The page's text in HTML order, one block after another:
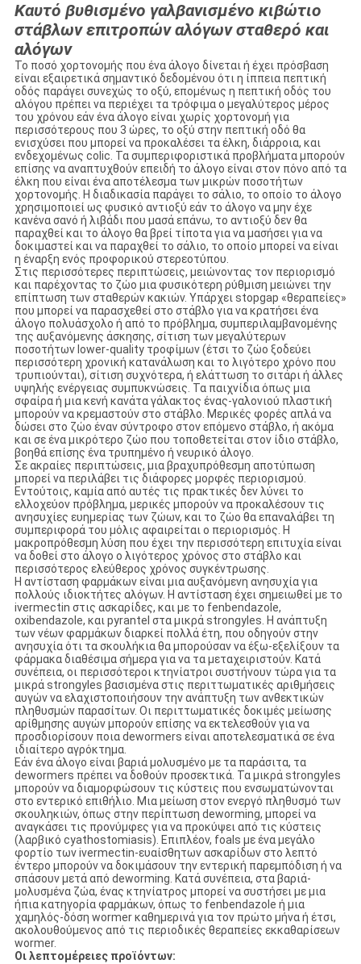
Καυτό βυθισμένο γαλβανισμένο κιβώτιο
στάβλων επιτροπών αλόγων σταθερό και
αλόγων
Το ποσό χορτονομής που ένα άλογο δίνεται ή έχει πρόσβαση
είναι εξαιρετικά σημαντικό δεδομένου ότι η ίππεια πεπτική
οδός παράγει συνεχώς το οξύ, επομένως η πεπτική οδός του
αλόγου πρέπει να περιέχει τα τρόφιμα ο μεγαλύτερος μέρος
του χρόνου εάν ένα άλογο είναι χωρίς χορτονομή για
περισσότερους που 3 ώρες, το οξύ στην πεπτική οδό θα
ενισχύσει που μπορεί να προκαλέσει τα έλκη, διάρροια, και
ενδεχομένως colic. Τα συμπεριφοριστικά προβλήματα μπορούν
επίσης να αναπτυχθούν επειδή το άλογο είναι στον πόνο από τα
έλκη που είναι ένα αποτέλεσμα των μικρών ποσοτήτων
χορτονομής. Η διαδικασία παράγει το σάλιο, το οποίο το άλογο
χρησιμοποιεί ως φυσικό αντιοξύ εάν το άλογο να μην έχε
κανένα σανό ή λιβάδι που μασά επάνω, το αντιοξύ δεν θα
παραχθεί και το άλογο θα βρεί τίποτα για να μασήσει για να
δοκιμαστεί και να παραχθεί το σάλιο, το οποίο μπορεί να είναι
η έναρξη ενός προφορικού στερεοτύπου.
Στις περισσότερες περιπτώσεις, μειώνοντας τον περιορισμό
και παρέχοντας το ζώο μια φυσικότερη ρύθμιση μειώνει την
επίπτωση των σταθερών κακιών. Υπάρχει stopgap «θεραπείες»
που μπορεί να παρασχεθεί στο στάβλο για να κρατήσει ένα
άλογο πολυάσχολο ή από το πρόβλημα, συμπεριλαμβανομένης
της αυξανόμενης άσκησης, σίτιση των μεγαλύτερων
ποσοτήτων lower-quality τροφίμων (έτσι το ζώο ξοδεύει
περισσότερη χρονική κατανάλωση και το λιγότερο χρόνο που
τρυπιούνται), σίτιση συχνότερα, ή ελάττωση το σιτάρι ή άλλες
υψηλής ενέργειας συμπυκνώσεις. Τα παιχνίδια όπως μια
σφαίρα ή μια κενή κανάτα γάλακτος ένας-γαλονιού πλαστική
μπορούν να κρεμαστούν στο στάβλο. Μερικές φορές απλά να
δώσει στο ζώο έναν σύντροφο στον επόμενο στάβλο, ή ακόμα
και σε ένα μικρότερο ζώο που τοποθετείται στον ίδιο στάβλο,
βοηθά επίσης ένα τρυπημένο ή νευρικό άλογο.
Σε ακραίες περιπτώσεις, μια βραχυπρόθεσμη αποτύπωση
μπορεί να περιλάβει τις διάφορες μορφές περιορισμού.
Εντούτοις, καμία από αυτές τις πρακτικές δεν λύνει το
ελλοχεύον πρόβλημα, μερικές μπορούν να προκαλέσουν τις
ανησυχίες ευημερίας των ζώων, και το ζώο θα επαναλάβει τη
συμπεριφορά του μόλις αφαιρείται ο περιορισμός. Η
μακροπρόθεσμη λύση που έχει την περισσότερη επιτυχία είναι
να δοθεί στο άλογο ο λιγότερος χρόνος στο στάβλο και
περισσότερος ελεύθερος χρόνος συγκέντρωσης.
Η αντίσταση φαρμάκων είναι μια αυξανόμενη ανησυχία για
πολλούς ιδιοκτήτες αλόγων. Η αντίσταση έχει σημειωθεί με το
ivermectin στις ασκαρίδες, και με το fenbendazole,
oxibendazole, και pyrantel στα μικρά strongyles. Η ανάπτυξη
των νέων φαρμάκων διαρκεί πολλά έτη, που οδηγούν στην
ανησυχία ότι τα σκουλήκια θα μπορούσαν να έξω-εξελίξουν τα
φάρμακα διαθέσιμα σήμερα για να τα μεταχειριστούν. Κατά
συνέπεια, οι περισσότεροι κτηνίατροι συστήνουν τώρα για τα
μικρά strongyles βασισμένα στις περιττωματικές αριθμήσεις
αυγών να ελαχιστοποιήσουν την ανάπτυξη των ανθεκτικών
πληθυσμών παρασίτων. Οι περιττωματικές δοκιμές μείωσης
αρίθμησης αυγών μπορούν επίσης να εκτελεσθούν για να
προσδιορίσουν ποια dewormers είναι αποτελεσματικά σε ένα
ιδιαίτερο αγρόκτημα.
Εάν ένα άλογο είναι βαριά μολυσμένο με τα παράσιτα, τα
dewormers πρέπει να δοθούν προσεκτικά. Τα μικρά strongyles
μπορούν να διαμορφώσουν τις κύστεις που ενσωματώνονται
στο εντερικό επιθήλιο. Μια μείωση στον ενεργό πληθυσμό των
σκουληκιών, όπως στην περίπτωση deworming, μπορεί να
αναγκάσει τις προνύμφες για να προκύψει από τις κύστεις
(λαρβικό cyathostomiasis). Επιπλέον, foals με ένα μεγάλο
φορτίο των ivermectin-ευαίσθητων ασκαρίδων στο λεπτό
έντερο μπορούν να δοκιμάσουν την εντερική παρεμπόδιση ή να
σπάσουν μετά από deworming. Κατά συνέπεια, στα βαριά-
μολυσμένα ζώα, ένας κτηνίατρος μπορεί να συστήσει με μια
ήπια κατηγορία φαρμάκων, όπως το fenbendazole ή μια
χαμηλός-δόση wormer καθημερινά για τον πρώτο μήνα ή έτσι,
ακολουθούμενος από τις περιοδικές θεραπείες εκκαθαρίσεων
wormer.
Οι λεπτομέρειες προϊόντων: